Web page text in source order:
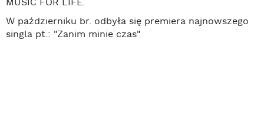
MUSIC FOR LIFE.
W październiku br. odbyła się premiera najnowszego
singla pt.: "Zanim minie czas"